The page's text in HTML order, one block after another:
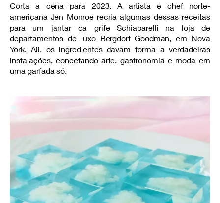
Corta a cena para 2023. A artista e chef norte-
americana Jen Monroe recria algumas dessas receitas
para um jantar da grife Schiaparelli na loja de
departamentos de luxo Bergdorf Goodman, em Nova
York. Ali, os ingredientes davam forma a verdadeiras
instalações, conectando arte, gastronomia e moda em
uma garfada só.